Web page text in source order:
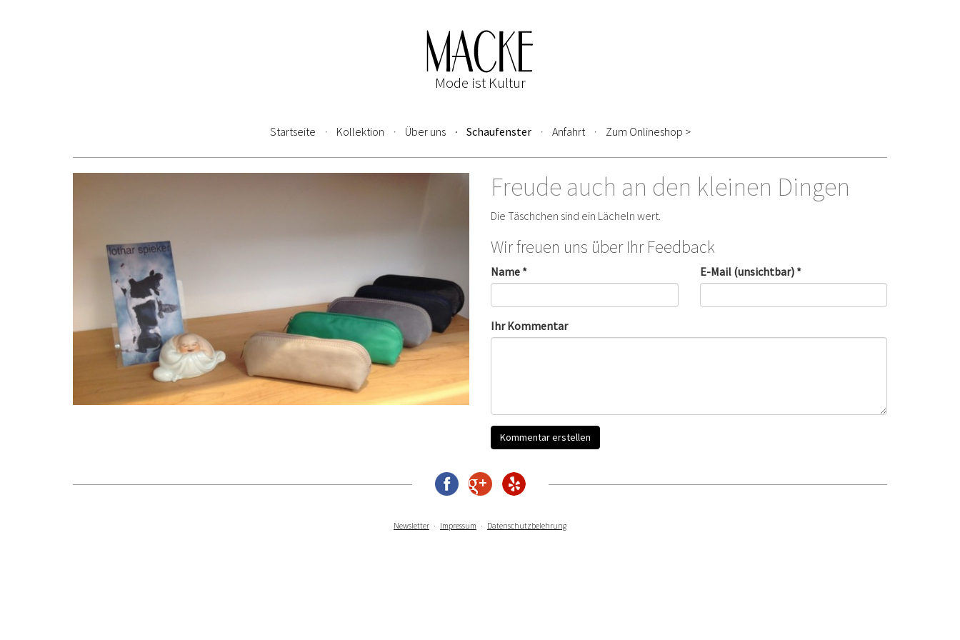
Mode ist Kultur
Startseite Kollektion Über uns Schaufenster Anfahrt Zum Onlineshop >
Freude auch an den kleinen Dingen
Die Täschchen sind ein Lächeln wert.
Wir freuen uns über Ihr Feedback
Name * E-Mail (unsichtbar) *
Ihr Kommentar
Newsletter Impressum Datenschutzbelehrung